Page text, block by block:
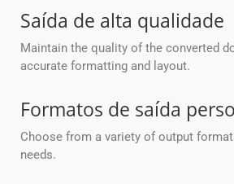
Saída de alta qualidade
Maintain the quality of the converted
accurate formatting and layout.
Formatos de saída
Choose from a variety of output
needs.